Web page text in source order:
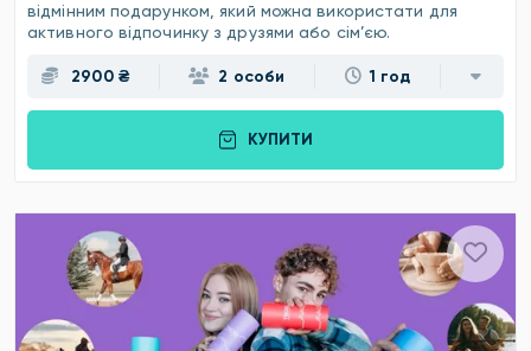
відмінним подарунком, який можна використати для
активного відпочинку з друзями або сім’єю.
2900 ₴ 2 особи 1 год
КУПИТИ